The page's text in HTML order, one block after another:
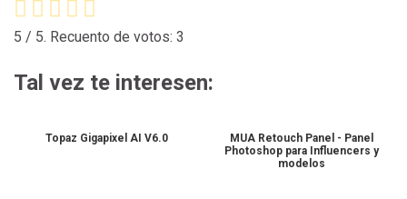
5 / 5. Recuento de votos: 3
Tal vez te interesen:
Topaz Gigapixel AI V6.0
MUA Retouch Panel - Panel
Photoshop para Influencers y
modelos